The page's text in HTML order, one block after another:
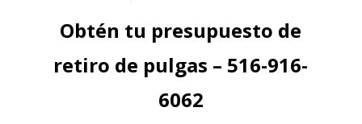
Obtén tu presupuesto de
retiro de pulgas – 516-916-
6062